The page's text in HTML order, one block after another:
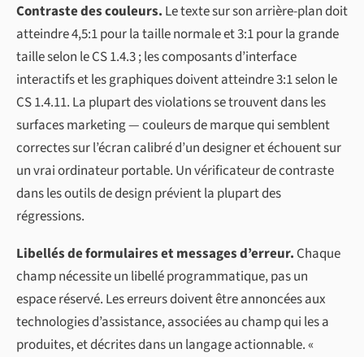
Contraste des couleurs. Le texte sur son arrière-plan doit
atteindre 4,5:1 pour la taille normale et 3:1 pour la grande
taille selon le CS 1.4.3 ; les composants d’interface
interactifs et les graphiques doivent atteindre 3:1 selon le
CS 1.4.11. La plupart des violations se trouvent dans les
surfaces marketing — couleurs de marque qui semblent
correctes sur l’écran calibré d’un designer et échouent sur
un vrai ordinateur portable. Un vérificateur de contraste
dans les outils de design prévient la plupart des
régressions.
Libellés de formulaires et messages d’erreur. Chaque
champ nécessite un libellé programmatique, pas un
espace réservé. Les erreurs doivent être annoncées aux
technologies d’assistance, associées au champ qui les a
produites, et décrites dans un langage actionnable. «